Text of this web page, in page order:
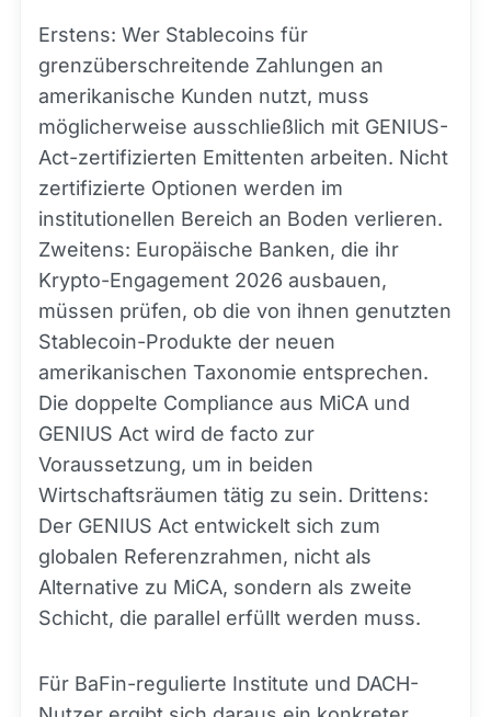
Erstens: Wer Stablecoins für
grenzüberschreitende Zahlungen an
amerikanische Kunden nutzt, muss
möglicherweise ausschließlich mit GENIUS-
Act-zertifizierten Emittenten arbeiten. Nicht
zertifizierte Optionen werden im
institutionellen Bereich an Boden verlieren.
Zweitens: Europäische Banken, die ihr
Krypto-Engagement 2026 ausbauen,
müssen prüfen, ob die von ihnen genutzten
Stablecoin-Produkte der neuen
amerikanischen Taxonomie entsprechen.
Die doppelte Compliance aus MiCA und
GENIUS Act wird de facto zur
Voraussetzung, um in beiden
Wirtschaftsräumen tätig zu sein. Drittens:
Der GENIUS Act entwickelt sich zum
globalen Referenzrahmen, nicht als
Alternative zu MiCA, sondern als zweite
Schicht, die parallel erfüllt werden muss.
Für BaFin-regulierte Institute und DACH-